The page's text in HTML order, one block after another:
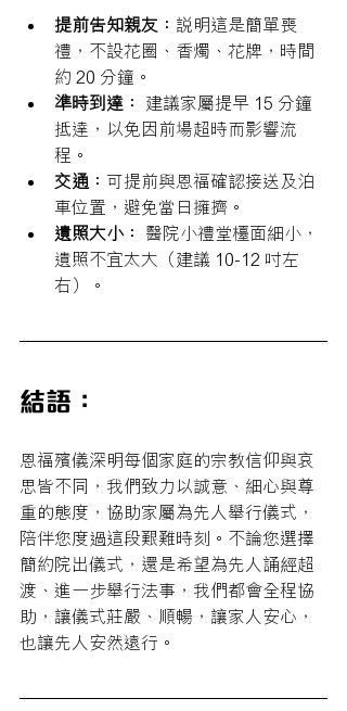
提前告知親友： 說明這是簡單喪
禮，不設花圈、香燭、花牌，時間
約 20 分鐘。
準時到達：
建議家屬提早 15 分鐘
抵達，以免因前場超時而影響流
程。
交通： 可提前與恩福確認接送及泊
車位置，避免當日擁擠。
遺照大小：
醫院小禮堂檯面細小，
遺照不宜太大（建議 10-12 吋左
右）。
結語：
恩福殯儀深明每個家庭的宗教信仰與哀
思皆不同，我們致力以誠意、細心與尊
重的態度，協助家屬為先人舉行儀式，
陪伴您度過這段艱難時刻。不論您選擇
簡約院出儀式，還是希望為先人誦經超
渡、進一步舉行法事，我們都會全程協
助，讓儀式莊嚴、順暢，讓家人安心，
也讓先人安然遠行。